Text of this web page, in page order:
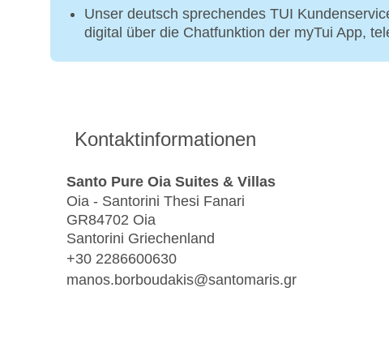
Unser deutsch sprechendes TUI
digital über die Chatfunktion der myTui App,
Kontaktinformationen
Santo Pure Oia Suites & Villas
Oia - Santorini Thesi Fanari
GR84702 Oia
Santorini Griechenland
+30 2286600630
manos.borboudakis@santomaris.gr